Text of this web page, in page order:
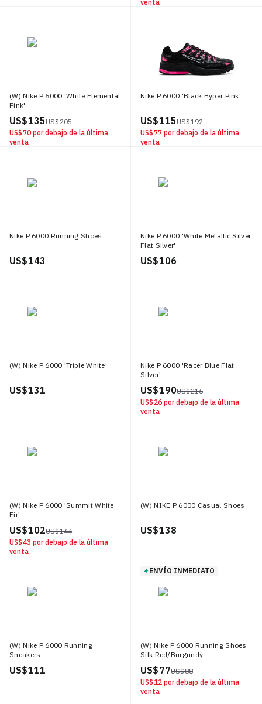
venta
(W) Nike P 6000 'White Elemental
Pink'
US$ 135US$ 205
US$ 70 por debajo de la última
venta
Nike P 6000 'Black Hyper Pink'
US$ 115US$ 192
US$ 77 por debajo de la última
venta
Nike P 6000 Running Shoes
US$ 143
Nike P 6000 'White Metallic Silver
Flat Silver'
US$ 106
(W) Nike P 6000 'Triple White'
US$ 131
Nike P 6000 'Racer Blue Flat
Silver'
US$ 190US$ 216
US$ 26 por debajo de la última
venta
(W) Nike P 6000 'Summit White
Fir'
US$ 102US$ 144
US$ 43 por debajo de la última
venta
(W) NIKE P 6000 Casual Shoes
US$ 138
(W) Nike P 6000 Running
Sneakers
US$ 111
ENVÍO INMEDIATO
(W) Nike P 6000 Running Shoes
Silk Red/Burgundy
Ash/Burgundy Crush
US$ 77US$ 88
US$ 12 por debajo de la última
venta